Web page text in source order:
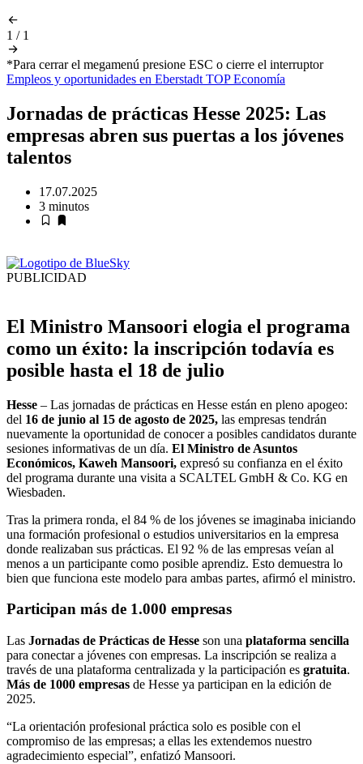
1 / 1
*Para cerrar el megamenú presione ESC o cierre el interruptor
Empleos y oportunidades en Eberstadt TOPEconomía
Jornadas de prácticas Hesse 2025: Las
empresas abren sus puertas a los jóvenes
talentos
17.07.2025
3 minutos
PUBLICIDAD
El Ministro Mansoori elogia el programa
como un éxito: la inscripción todavía es
posible hasta el 18 de julio
Hesse – Las jornadas de prácticas en Hesse están en pleno apogeo:
del 16 de junio al 15 de agosto de 2025, las empresas tendrán
nuevamente la oportunidad de conocer a posibles candidatos durante
sesiones informativas de un día. El Ministro de Asuntos
Económicos, Kaweh Mansoori, expresó su confianza en el éxito
del programa durante una visita a SCALTEL GmbH & Co. KG en
Wiesbaden.
Tras la primera ronda, el 84 % de los jóvenes se imaginaba iniciando
una formación profesional o estudios universitarios en la empresa
donde realizaban sus prácticas. El 92 % de las empresas veían al
menos a un participante como posible aprendiz. Esto demuestra lo
bien que funciona este modelo para ambas partes, afirmó el ministro.
Participan más de 1.000 empresas
Las Jornadas de Prácticas de Hesse son una plataforma sencilla
para conectar a jóvenes con empresas. La inscripción se realiza a
través de una plataforma centralizada y la participación es gratuita.
Más de 1000 empresas de Hesse ya participan en la edición de
2025.
“La orientación profesional práctica solo es posible con el
compromiso de las empresas; a ellas les extendemos nuestro
agradecimiento especial”, enfatizó Mansoori.